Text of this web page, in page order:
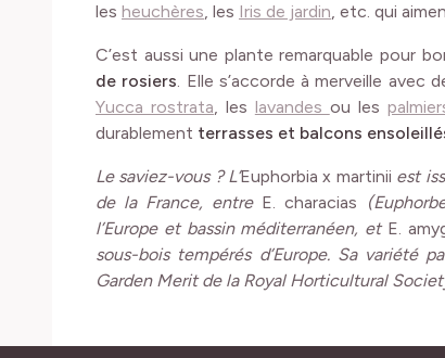
les heuchères, les Iris de jardin, etc. qui
C’est aussi une plante remarquable pour
de rosiers. Elle s’accorde à merveille avec
Yucca rostrata, les lavandes ou les
durablement terrasses et balcons
Le saviez-vous ? L’Euphorbia x martinii est
de la France, entre E. characias
l’Europe et bassin méditerranéen, et E.
sous-bois tempérés d’Europe. Sa variété
Garden Merit de la Royal Horticultural